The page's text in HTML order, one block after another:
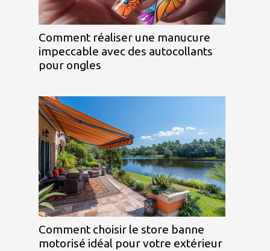
Comment réaliser une manucure
impeccable avec des autocollants
pour ongles
Comment choisir le store banne
motorisé idéal pour votre extérieur